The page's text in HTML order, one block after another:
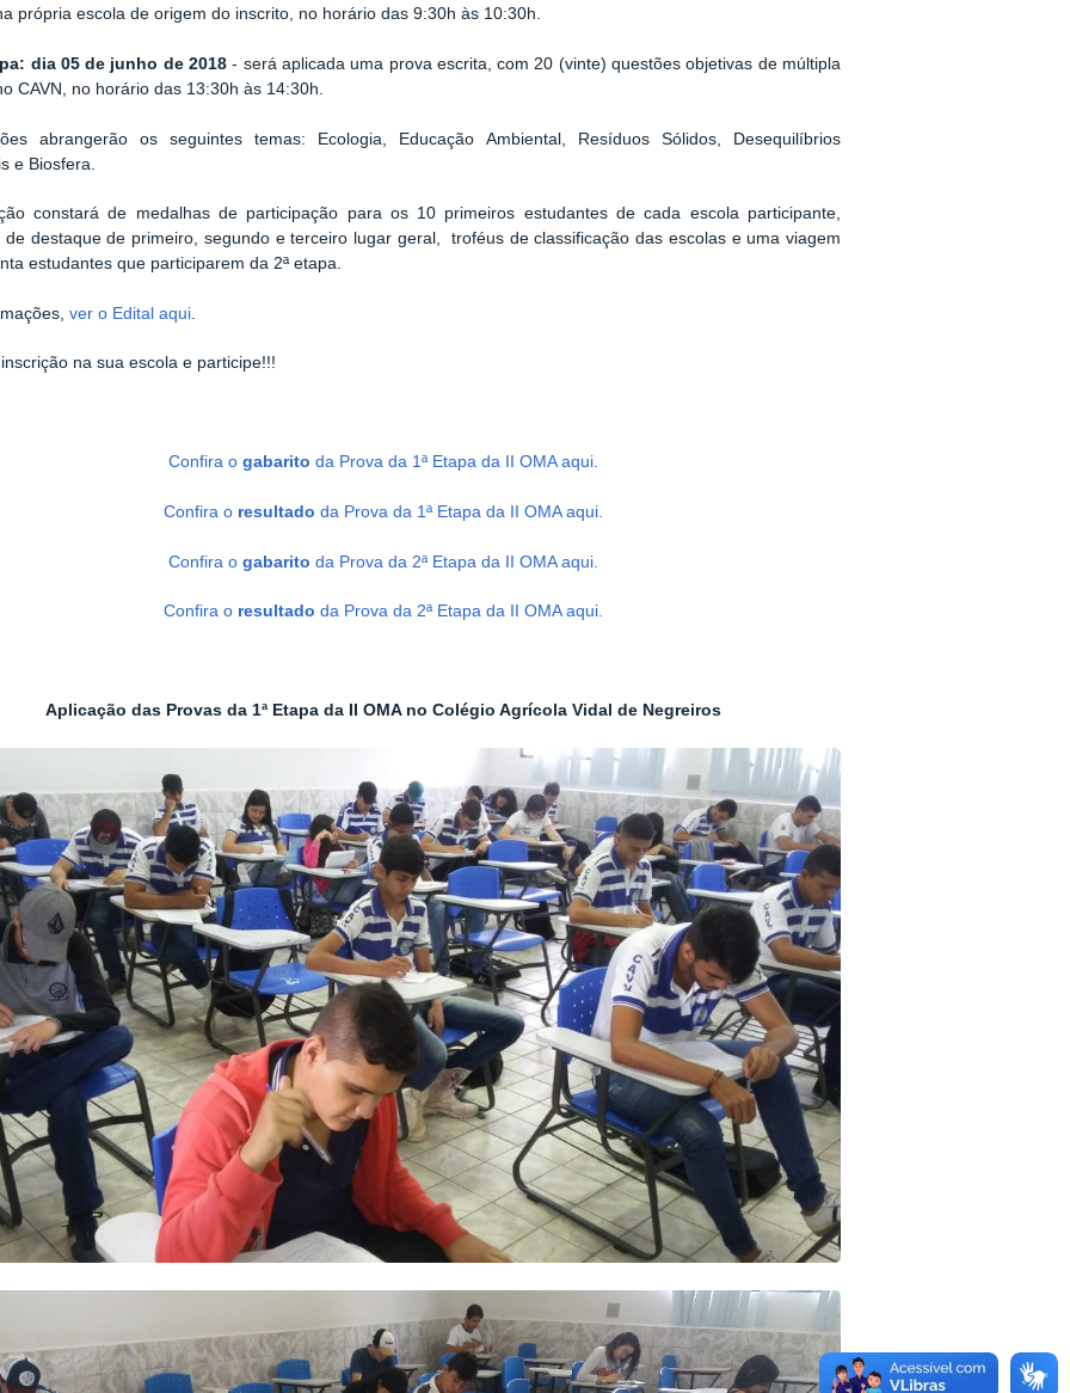
própria escola de origem do inscrito, no horário das 9:30h às 10:30h.
dia 05 de junho de 2018 - será aplicada uma prova escrita, com 20 (vinte) questões objetivas de múltipla
CAVN, no horário das 13:30h às 14:30h.
abrangerão os seguintes temas: Ecologia, Educação Ambiental, Resíduos Sólidos, Desequilíbrios
e Biosfera.
constará de medalhas de participação para os 10 primeiros estudantes de cada escola participante,
de destaque de primeiro, segundo e terceiro lugar geral, troféus de classificação das escolas e uma viagem
estudantes que participarem da 2ª etapa.
ver o Edital aqui
na sua escola e participe!!!
Confira ogabarito da Prova da 1ª Etapa da II OMA aqui.
Confira o resultado da Prova da 1ª Etapa da II OMA aqui.
Confira ogabarito da Prova da 2ª Etapa da II OMA aqui.
Confira o resultado da Prova da 2ª Etapa da II OMA aqui.
Aplicação das Provas da 1ª Etapa da II OMA no Colégio Agrícola Vidal de Negreiros